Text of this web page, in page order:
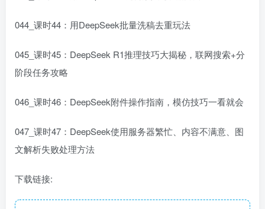
044_课时44：用DeepSeek批量洗稿去重玩法
045_课时45：DeepSeek R1推理技巧大揭秘，联网搜索+分
阶段任务攻略
046_课时46：DeepSeek附件操作指南，模仿技巧一看就会
047_课时47：DeepSeek使用服务器繁忙、内容不满意、图
文解析失败处理方法
下载链接: